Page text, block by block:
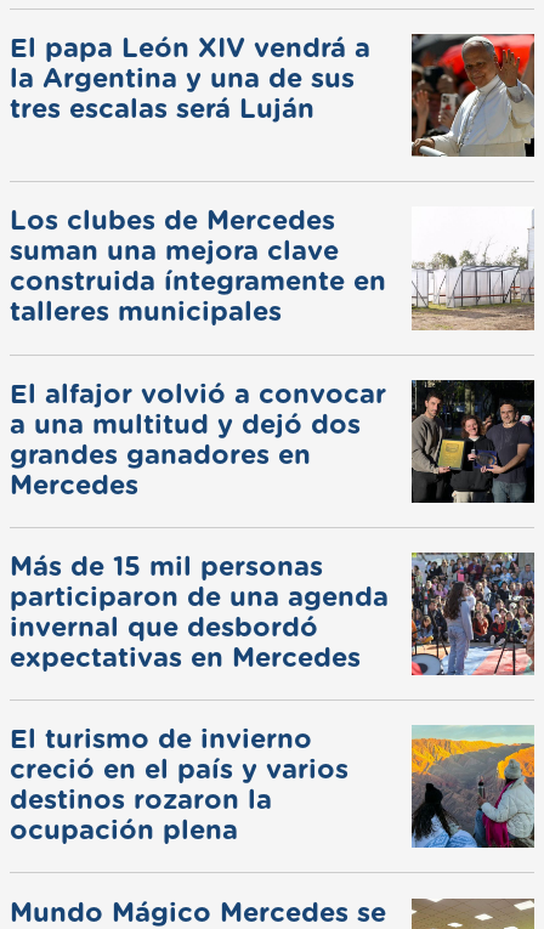
El papa León XIV vendrá a
la Argentina y una de sus
tres escalas será Luján
Los clubes de Mercedes
suman una mejora clave
construida íntegramente en
talleres municipales
El alfajor volvió a convocar
a una multitud y dejó dos
grandes ganadores en
Mercedes
Más de 15 mil personas
participaron de una agenda
invernal que desbordó
expectativas en Mercedes
El turismo de invierno
creció en el país y varios
destinos rozaron la
ocupación plena
Mundo Mágico Mercedes se